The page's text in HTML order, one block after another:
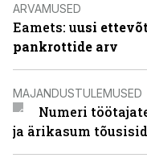
ARVAMUSED
Eamets: uusi
pankrottide arv
MAJANDUSTULEMUSED
Numeri
ja ärikasum tõusisid